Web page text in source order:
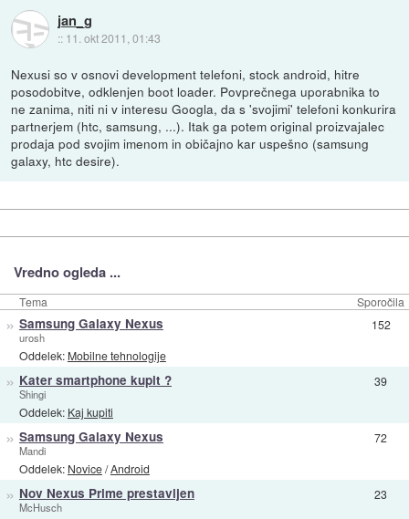
jan_g
:: 11. okt 2011, 01:43
Nexusi so v osnovi development telefoni, stock android, hitre
posodobitve, odklenjen boot loader. Povprečnega uporabnika to
ne zanima, niti ni v interesu Googla, da s 'svojimi' telefoni konkurira
partnerjem (htc, samsung, ...). Itak ga potem original proizvajalec
prodaja pod svojim imenom in običajno kar uspešno (samsung
galaxy, htc desire).
Vredno ogleda ...
Tema Sporočila
» Samsung Galaxy Nexus
urosh
Oddelek: Mobilne tehnologije
152
» Kater smartphone kupit ?
Shingi
Oddelek: Kaj kupiti
39
» Samsung Galaxy Nexus
Mandi
Oddelek: Novice/Android
72
» Nov Nexus Prime prestavljen
McHusch
23